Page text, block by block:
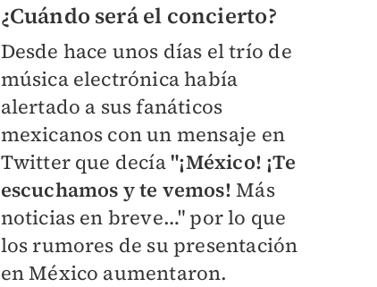
¿Cuándo será el concierto?
Desde hace unos días el trío de
música electrónica había
alertado a sus fanáticos
mexicanos con un mensaje en
Twitter que decía"¡México! ¡Te
escuchamos y te vemos! Más
noticias en breve…" por lo que
los rumores de su presentación
en México aumentaron.